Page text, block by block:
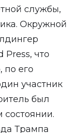
службы,
Окружной
Press, что
по его
участник
был
состоянии.
Трампа